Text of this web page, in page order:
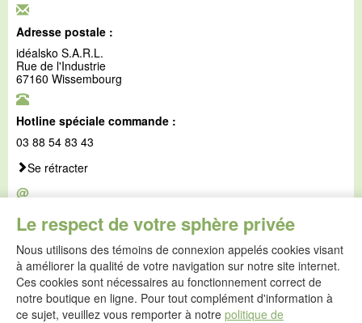
Le respect de votre sphère privée
Nous utilisons des témoins de connexion appelés cookies visant
à améliorer la qualité de votre navigation sur notre site internet.
Ces cookies sont nécessaires au fonctionnement correct de
notre boutique en ligne. Pour tout complément d'information à
ce sujet, veuillez vous remporter à notre politique de
Adresse postale :
idéalsko S.A.R.L.
Rue de l'Industrie
67160 Wissembourg
Hotline spéciale commande :
03 88 54 83 43
Se rétracter
@
service@idealsko.fr
@
Formulaire de contact
Aller au formulaire de contact